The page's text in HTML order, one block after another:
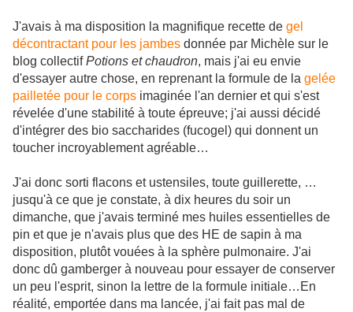
J'avais à ma disposition la magnifique recette de gel
décontractant pour les jambes donnée par Michèle sur le
blog collectifPotions et chaudron, mais j'ai eu envie
d'essayer autre chose, en reprenant la formule de la gelée
pailletée pour le corps imaginée l'an dernier et qui s'est
révelée d'une stabilité à toute épreuve; j'ai aussi décidé
d'intégrer des bio saccharides (fucogel) qui donnent un
toucher incroyablement agréable…
J'ai donc sorti flacons et ustensiles, toute guillerette, …
jusqu'à ce que je constate, à dix heures du soir un
dimanche, que j'avais terminé mes huiles essentielles de
pin et que je n'avais plus que des HE de sapin à ma
disposition, plutôt vouées à la sphère pulmonaire. J'ai
donc dû gamberger à nouveau pour essayer de conserver
un peu l'esprit, sinon la lettre de la formule initiale…En
réalité, emportée dans ma lancée, j'ai fait pas mal de